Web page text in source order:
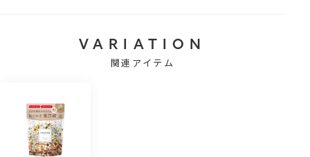
VARIATION
関連アイテム